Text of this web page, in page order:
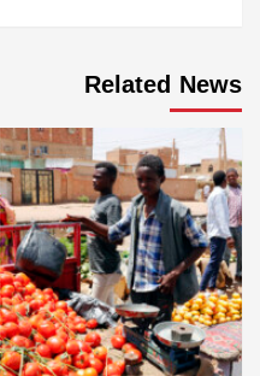
Related News